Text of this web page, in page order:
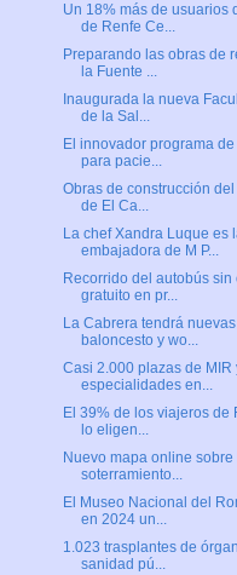
Un 18% más de usuarios
de Renfe Ce...
Preparando las obras de
la Fuente ...
Inaugurada la nueva
de la Sal...
El innovador programa
para pacie...
Obras de construcción
de El Ca...
La chef Xandra Luque es
embajadora de M P...
Recorrido del autobús sin
gratuito en pr...
La Cabrera tendrá
baloncesto y wo...
Casi 2.000 plazas de MIR
especialidades en...
El 39% de los viajeros de
lo eligen...
Nuevo mapa online sobre
soterramiento...
El Museo Nacional del
en 2024 un...
1.023 trasplantes de
sanidad pú...